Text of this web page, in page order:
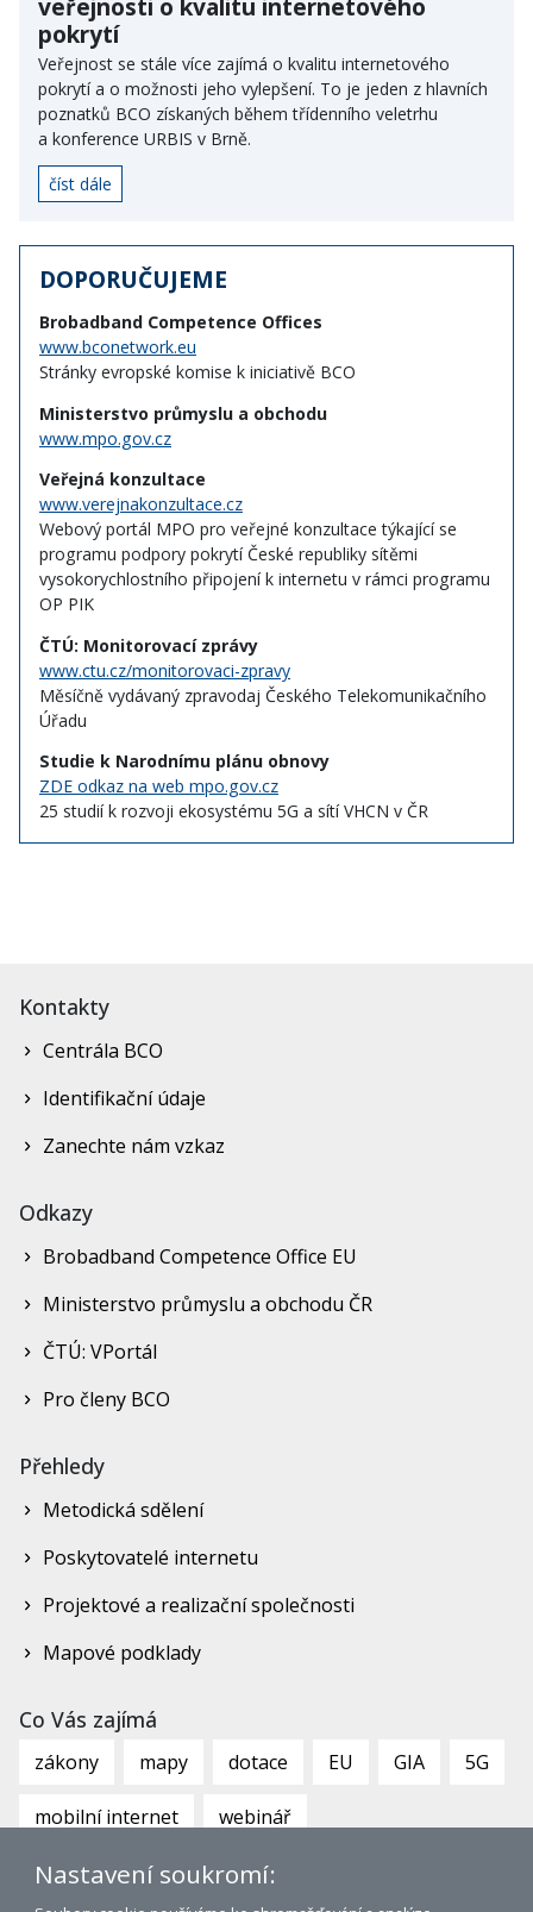
veřejnosti o kvalitu internetového
pokrytí
Veřejnost se stále více zajímá o kvalitu internetového
pokrytí a o možnosti jeho vylepšení. To je jeden z hlavních
poznatků BCO získaných během třídenního veletrhu
a konference URBIS v Brně.
číst dále
DOPORUČUJEME
Brobadband Competence Offices
www.bconetwork.eu
Stránky evropské komise k iniciativě BCO
Ministerstvo průmyslu a obchodu
www.mpo.gov.cz
Veřejná konzultace
www.verejnakonzultace.cz
Webový portál MPO pro veřejné konzultace týkající se
programu podpory pokrytí České republiky sítěmi
vysokorychlostního připojení k internetu v rámci programu
OP PIK
ČTÚ: Monitorovací zprávy
www.ctu.cz/monitorovaci-zpravy
Měsíčně vydávaný zpravodaj Českého Telekomunikačního
Úřadu
Studie k Narodnímu plánu obnovy
ZDE odkaz na web mpo.gov.cz
25 studií k rozvoji ekosystému 5G a sítí VHCN v ČR
Kontakty
Centrála BCO
Identifikační údaje
Zanechte nám vzkaz
Odkazy
Brobadband Competence Office EU
Ministerstvo průmyslu a obchodu ČR
ČTÚ: VPortál
Pro členy BCO
Přehledy
Metodická sdělení
Poskytovatelé internetu
Projektové a realizační společnosti
Mapové podklady
Co Vás zajímá
zákony mapy dotace EU GIA 5G
mobilní internet webinář
Nastavení soukromí: